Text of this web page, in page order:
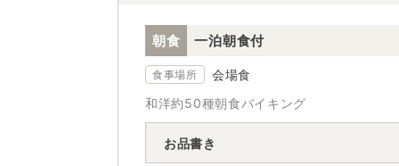
朝食 一泊朝食付
食事場所
会場食
和洋約50種朝食バイキング
お品書き